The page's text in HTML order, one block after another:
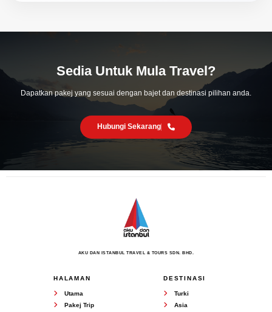
Sedia Untuk Mula Travel?
Dapatkan pakej yang sesuai dengan bajet dan destinasi pilihan anda.
Hubungi Sekarang
AKU DAN ISTANBUL TRAVEL & TOURS SDN. BHD.
HALAMAN
Utama
Pakej Trip
DESTINASI
Turki
Asia